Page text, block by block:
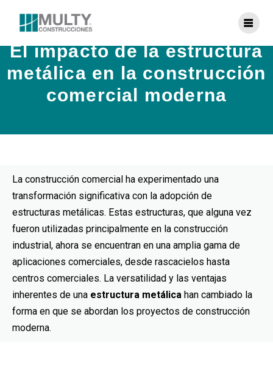
El impacto de la estructura
metálica en la construcción
comercial moderna
La construcción comercial ha experimentado una
transformación significativa con la adopción de
estructuras metálicas. Estas estructuras, que alguna vez
fueron utilizadas principalmente en la construcción
industrial, ahora se encuentran en una amplia gama de
aplicaciones comerciales, desde rascacielos hasta
centros comerciales. La versatilidad y las ventajas
inherentes de una estructura metálica han cambiado la
forma en que se abordan los proyectos de construcción
moderna.